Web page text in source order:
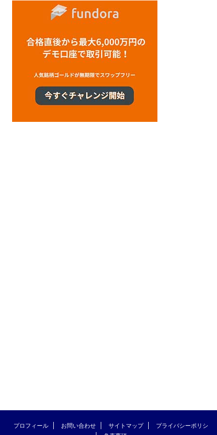
プロフィール お問い合わせ サイトマップ
プライバシーポリシ